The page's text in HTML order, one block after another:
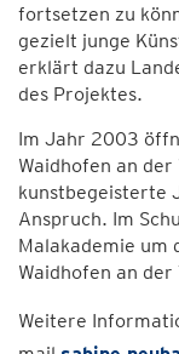
fortsetzen zu
gezielt junge
erklärt dazu
des Projektes.
Im Jahr 2003
Waidhofen an
kunstbegeisterte
Anspruch. Im
Malakademie um
Waidhofen an
Weitere